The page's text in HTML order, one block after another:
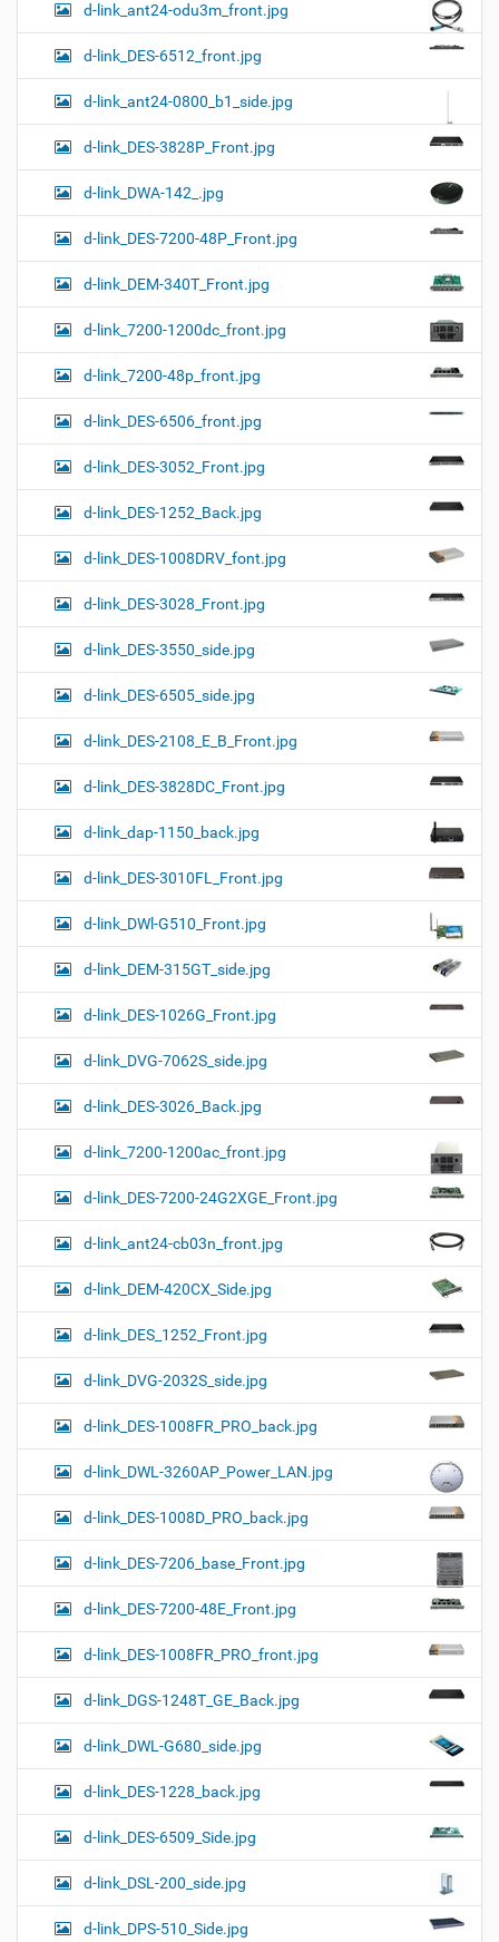
d-link_ant24-odu3m_front.jpg
d-link_DES-6512_front.jpg
d-link_ant24-0800_b1_side.jpg
d-link_DES-3828P_Front.jpg
d-link_DWA-142_.jpg
d-link_DES-7200-48P_Front.jpg
d-link_DEM-340T_Front.jpg
d-link_7200-1200dc_front.jpg
d-link_7200-48p_front.jpg
d-link_DES-6506_front.jpg
d-link_DES-3052_Front.jpg
d-link_DES-1252_Back.jpg
d-link_DES-1008DRV_font.jpg
d-link_DES-3028_Front.jpg
d-link_DES-3550_side.jpg
d-link_DES-6505_side.jpg
d-link_DES-2108_E_B_Front.jpg
d-link_DES-3828DC_Front.jpg
d-link_dap-1150_back.jpg
d-link_DES-3010FL_Front.jpg
d-link_DWl-G510_Front.jpg
d-link_DEM-315GT_side.jpg
d-link_DES-1026G_Front.jpg
d-link_DVG-7062S_side.jpg
d-link_DES-3026_Back.jpg
d-link_7200-1200ac_front.jpg
d-link_DES-7200-24G2XGE_Front.jpg
d-link_ant24-cb03n_front.jpg
d-link_DEM-420CX_Side.jpg
d-link_DES_1252_Front.jpg
d-link_DVG-2032S_side.jpg
d-link_DES-1008FR_PRO_back.jpg
d-link_DWL-3260AP_Power_LAN.jpg
d-link_DES-1008D_PRO_back.jpg
d-link_DES-7206_base_Front.jpg
d-link_DES-7200-48E_Front.jpg
d-link_DES-1008FR_PRO_front.jpg
d-link_DGS-1248T_GE_Back.jpg
d-link_DWL-G680_side.jpg
d-link_DES-1228_back.jpg
d-link_DES-6509_Side.jpg
d-link_DSL-200_side.jpg
d-link_DPS-510_Side.jpg